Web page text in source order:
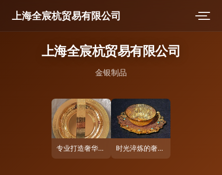
上海全宸杭贸易有限公司
上海全宸杭贸易有限公司
金银制品
专业打造奢华餐饮体验 镀金/银锤印红酒架与金银餐具全解析 时光淬炼的奢华 比Prada、Gucci更值钱的古董级金银制品